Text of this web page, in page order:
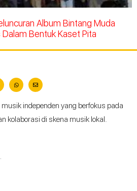
Album Bintang Muda
Dalam Bentuk Kaset Pita
independen yang berfokus pada
kolaborasi di skena musik lokal.